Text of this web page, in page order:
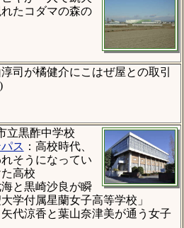
たコダマの森の
司が橘健介にこはぜ屋との取引
立黒酢中学校
ス ：高校時代、
そうになってい
高校
と黒崎沙良が瞬
学付属星蘭女子高等学校」
矢代涼香と葉山奈津美が通う女子